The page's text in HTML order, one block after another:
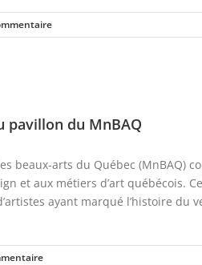
pavillon du MnBAQ
beaux-arts du Québec (MnBAQ)
et aux métiers d’art québécois.
ayant marqué l’histoire du